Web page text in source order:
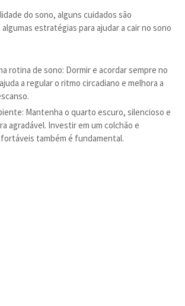
do sono, alguns cuidados são
estratégias para ajudar a cair no sono
rotina de sono: Dormir e acordar sempre no
a regular o ritmo circadiano e melhora a
Mantenha o quarto escuro, silencioso e
agradável. Investir em um colchão e
também é fundamental.